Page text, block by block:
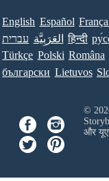
English Español
עברית العَرَبِيَّة हिन्दी
Türkçe Polski Româna
български Lietuvos
©
और